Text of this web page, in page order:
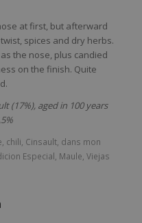
at first, but afterward
spices and dry herbs.
the nose, plus candied
on the finish. Quite
(17%), aged in 100 years
chili Cinsault, dans mon
Especial Maule Viejas